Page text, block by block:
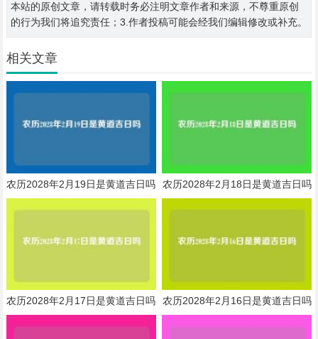
本站的原创文章，请转载时务必注明文章作者和来源，不尊重原创
的行为我们将追究责任；3.作者投稿可能会经我们编辑修改或补充。
相关文章
农历2028年2月19日是黄道吉日吗 农历2028年2月18日是黄道吉日吗
农历2028年2月17日是黄道吉日吗 农历2028年2月16日是黄道吉日吗